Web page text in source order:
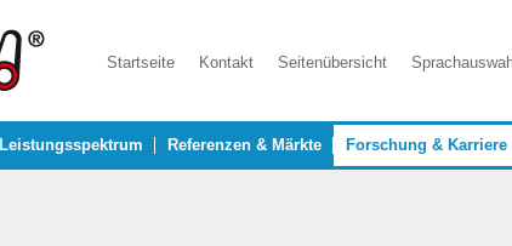
Startseite Kontakt Seitenübersicht
Leistungsspektrum Referenzen & Märkte Forschung & Karriere